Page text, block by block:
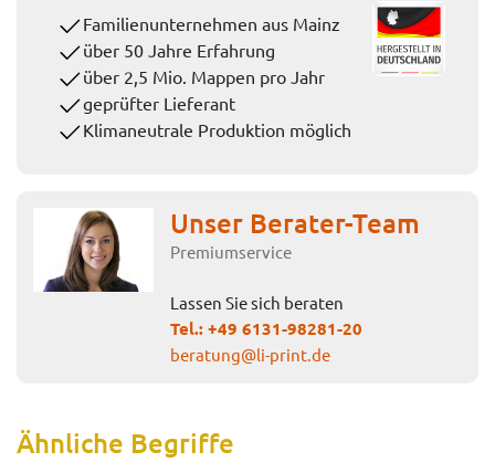
Familienunternehmen aus Mainz
über 50 Jahre Erfahrung
über 2,5 Mio. Mappen pro Jahr
geprüfter Lieferant
Klimaneutrale Produktion möglich
Unser Berater-Team
Premiumservice
Lassen Sie sich beraten
Tel.:+49 6131-98281-20
beratung@li-print.de
Ähnliche Begriffe